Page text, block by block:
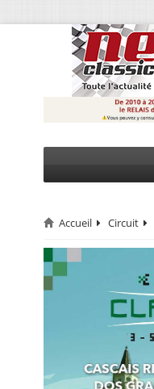
CIRCUIT
RALLYE
CALENDRIER
Accueil Circuit